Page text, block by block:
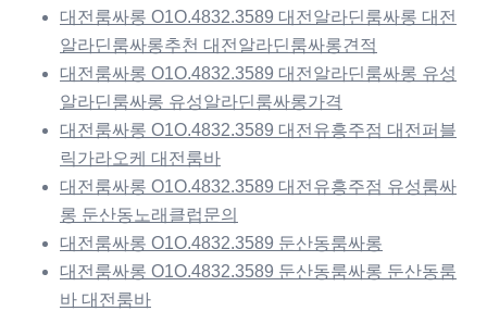
대전룸싸롱 O1O.4832.3589 대전알라딘룸싸롱 대전
알라딘룸싸롱추천 대전알라딘룸싸롱견적
대전룸싸롱 O1O.4832.3589 대전알라딘룸싸롱 유성
알라딘룸싸롱 유성알라딘룸싸롱가격
대전룸싸롱 O1O.4832.3589 대전유흥주점 대전퍼블
릭가라오케 대전룸바
대전룸싸롱 O1O.4832.3589 대전유흥주점 유성룸싸
롱 둔산동노래클럽문의
대전룸싸롱 O1O.4832.3589 둔산동룸싸롱
대전룸싸롱 O1O.4832.3589 둔산동룸싸롱 둔산동룸
바 대전룸바